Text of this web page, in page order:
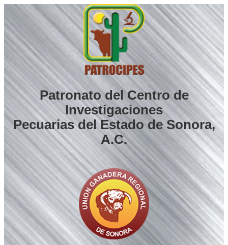
Saltar
al
contenido
Patronato del Centro de
Investigaciones
Pecuarias del Estado de Sonora,
A.C.